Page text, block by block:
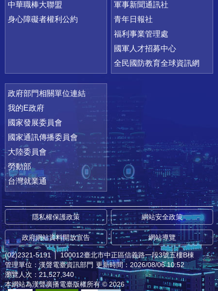
中華職棒大聯盟
身心障礙者權利公約
軍事新聞通訊社
青年日報社
福利事業管理處
國軍人才招募中心
全民國防教育全球資訊網
政府部門相關單位連結
我的E政府
國家發展委員會
國家通訊傳播委員會
大陸委員會
勞動部
台灣就業通
隱私權保護政策 網站安全政策
政府網站資料開放宣告 網站導覽
(02)2321-5191 │ 100012臺北市中正區信義路一段3號五樓B棟
管理單位：漢聲電臺資訊部門 更新時間：2026/08/06 10:52
瀏覽人次：21,527,340
本網站為漢聲廣播電臺版權所有 © 2026